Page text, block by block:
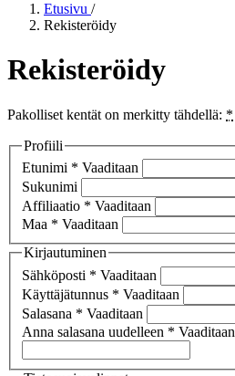
Etusivu /
Rekisteröidy
Rekisteröidy
Pakolliset kentät on merkitty tähdellä: *
Profiili
Etunimi * Vaaditaan
Sukunimi
Affiliaatio * Vaaditaan
Maa * Vaaditaan
Kirjautuminen
Sähköposti * Vaaditaan
Käyttäjätunnus * Vaaditaan
Salasana * Vaaditaan
Anna salasana uudelleen * Vaaditaan